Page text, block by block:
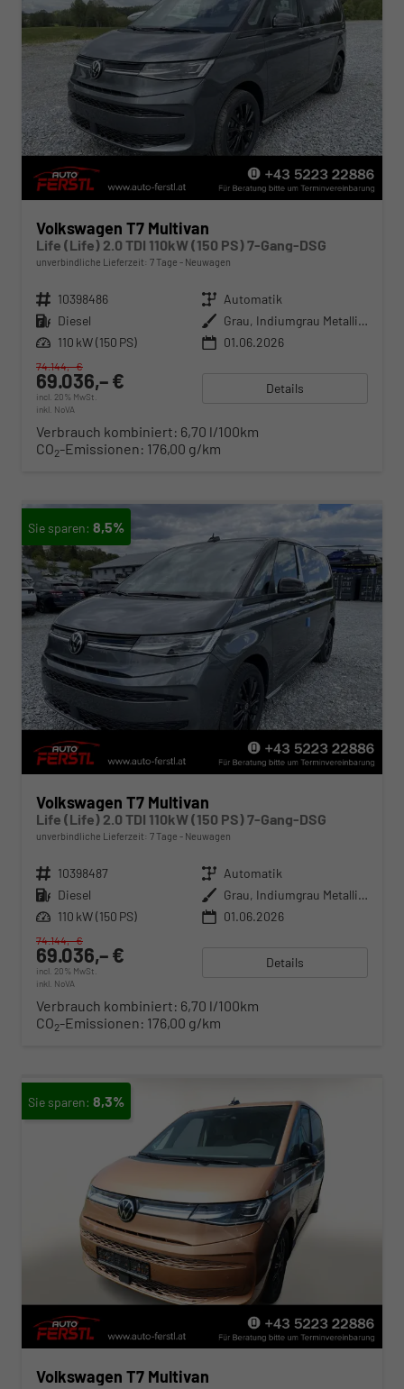
Volkswagen T7 Multivan
Life (Life) 2.0 TDI 110kW (150 PS) 7-Gang-DSG
unverbindliche Lieferzeit: 7 Tage Neuwagen
Fahrzeugnr. 10398486 Getriebe Automatik
Kraftstoff Diesel Außenfarbe
Grau, Indiumgrau Metallic (X3)
Leistung 110 kW (150 PS) 01.06.2026
69.036,– €
incl. 20% MwSt.
inkl. NoVA
74.144,– €
Details
Verbrauch kombiniert: 6,70 l/100km
CO2-Emissionen: 176,00 g/km
8,5%
Volkswagen T7 Multivan
Life (Life) 2.0 TDI 110kW (150 PS) 7-Gang-DSG
unverbindliche Lieferzeit: 7 Tage Neuwagen
Fahrzeugnr. 10398487 Getriebe Automatik
Kraftstoff Diesel Außenfarbe
Grau, Indiumgrau Metallic (X3)
Leistung 110 kW (150 PS) 01.06.2026
69.036,– €
incl. 20% MwSt.
inkl. NoVA
74.144,– €
Details
Verbrauch kombiniert: 6,70 l/100km
CO2-Emissionen: 176,00 g/km
8,3%
Volkswagen T7 Multivan